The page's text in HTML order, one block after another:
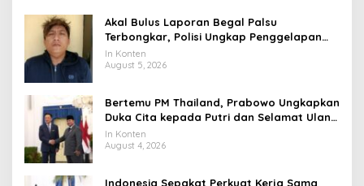
Akal Bulus Laporan Begal Palsu
Terbongkar, Polisi Ungkap Penggelapan
Uang Perusahaan untuk Crypto
In Konten
August 5, 2026
Bertemu PM Thailand, Prabowo Ungkapkan
Duka Cita kepada Putri dan Selamat Ulang
Tahun ke Raja Thailand
In Konten
August 4, 2026
Indonesia Sepakat Perkuat Kerja Sama